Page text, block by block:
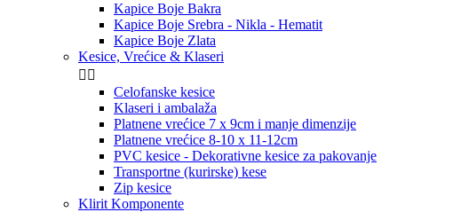
Kapice Boje Bakra
Kapice Boje Srebra - Nikla - Hematit
Kapice Boje Zlata
Kesice, Vrećice & Klaseri
 
Celofanske kesice
Klaseri i ambalaža
Platnene vrećice 7 x 9cm i manje dimenzije
Platnene vrećice 8-10 x 11-12cm
PVC kesice - Dekorativne kesice za pakovanje
Transportne (kurirske) kese
Zip kesice
Klirit Komponente